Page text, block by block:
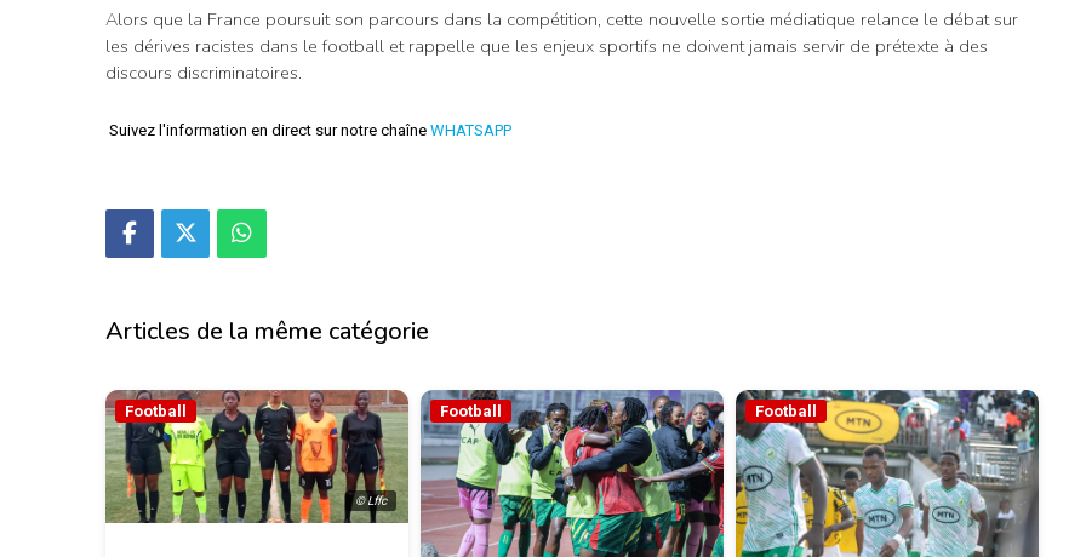
Alors que la France poursuit son parcours dans la compétition, cette nouvelle sortie médiatique relance le débat sur
les dérives racistes dans le football et rappelle que les enjeux sportifs ne doivent jamais servir de prétexte à des
discours discriminatoires.
Suivez l'information en direct sur notre chaîne WHATSAPP
Articles de la même catégorie
© Lffc
Football Football Football